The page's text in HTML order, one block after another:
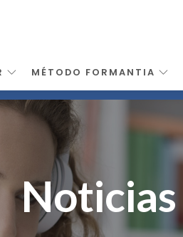
Noticias
MÉTODO FORMANTIA